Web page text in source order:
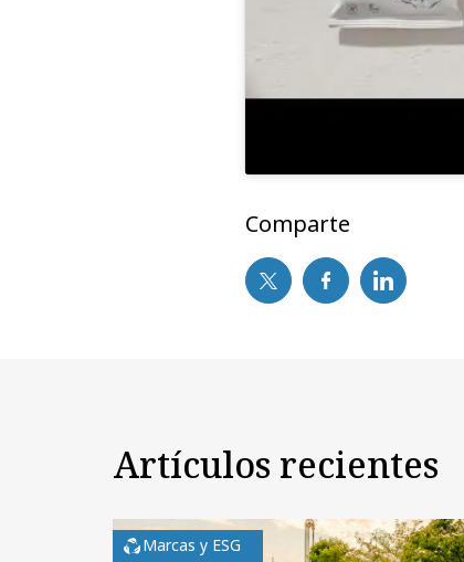
Comparte
Artículos recientes
Marcas y ESG